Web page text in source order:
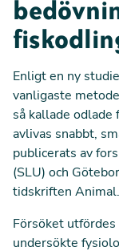
Enligt en ny studie
vanligaste
så kallade odlade
avlivas snabbt,
publicerats av
(SLU) och
tidskriften Animal.
Försöket
undersökte